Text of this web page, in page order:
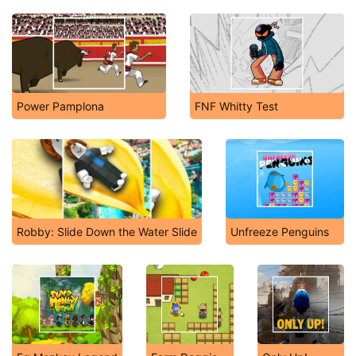
Power Pamplona FNF Whitty Test
Robby: Slide Down the Water Slide Unfreeze Penguins